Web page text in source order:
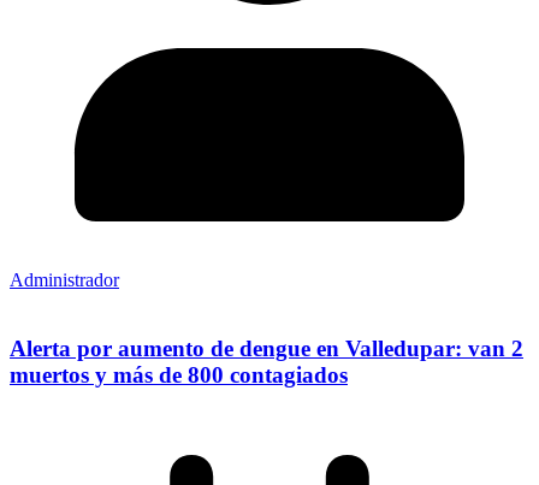
Administrador
Alerta por aumento de dengue en Valledupar: van 2
muertos y más de 800 contagiados